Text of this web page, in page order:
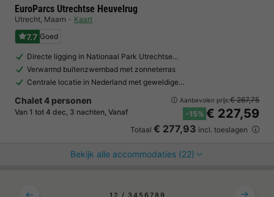
EuroParcs Utrechtse Heuvelrug
Utrecht, Maarn Kaart
7.7 Goed
Directe ligging in Nationaal Park Utrechtse…
Verwarmd buitenzwembad met zonneterras
Centrale locatie in Nederland met geweldige…
Chalet 4 personen
Van 1 tot 4 dec, 3 nachten, Vanaf
Aanbevolen prijs:€ 267,75
-15% € 227,59
Totaal € 277,93 incl. toeslagen
Bekijk alle accommodaties (22)
1 2 3 4 5 67 8 9